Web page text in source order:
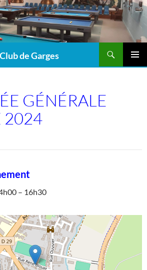
de Garges
GÉNÉRALE
2024
– 16h30